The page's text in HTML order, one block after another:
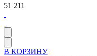
51 211
В КОРЗИНУ